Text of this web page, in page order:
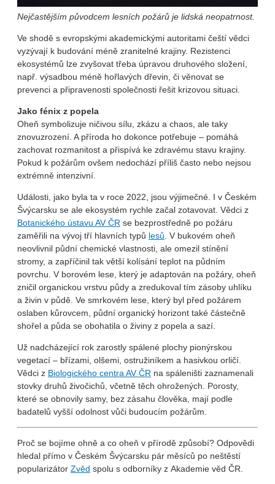
Nejčastějším původcem lesních požárů je lidská neopatrnost.
Ve shodě s evropskými akademickými autoritami čeští vědci
vyzývají k budování méně zranitelné krajiny. Rezistenci
ekosystémů lze zvyšovat třeba úpravou druhového složení,
např. výsadbou méně hořlavých dřevin, či věnovat se
prevenci a připravenosti společnosti řešit krizovou situaci.
Jako fénix z popela
Oheň symbolizuje ničivou sílu, zkázu a chaos, ale taky
znovuzrození. A příroda ho dokonce potřebuje – pomáhá
zachovat rozmanitost a přispívá ke zdravému stavu krajiny.
Pokud k požárům ovšem nedochází příliš často nebo nejsou
extrémně intenzivní.
Události, jako byla ta v roce 2022, jsou výjimečné. I v Českém
Švýcarsku se ale ekosystém rychle začal zotavovat. Vědci z
Botanického ústavu AV ČR se bezprostředně po požáru
zaměřili na vývoj tří hlavních typů lesů . V bukovém oheň
neovlivnil půdní chemické vlastnosti, ale omezil stínění
stromy, a zapříčinil tak větší kolísání teplot na půdním
povrchu. V borovém lese, který je adaptován na požáry, oheň
zničil organickou vrstvu půdy a zredukoval tím zásoby uhlíku
a živin v půdě. Ve smrkovém lese, který byl před požárem
oslaben kůrovcem, půdní organický horizont také částečně
shořel a půda se obohatila o živiny z popela a sazí.
Už nadcházející rok zarostly spálené plochy pionýrskou
vegetací – břízami, olšemi, ostružiníkem a hasivkou orličí.
Vědci z Biologického centra AV ČR na spáleništi zaznamenali
stovky druhů živočichů, včetně těch ohrožených. Porosty,
které se obnovily samy, bez zásahu člověka, mají podle
badatelů vyšší odolnost vůči budoucím požárům.
Proč se bojíme ohně a co oheň v přírodě způsobí? Odpovědi
hledal přímo v Českém Švýcarsku pár měsíců po neštěstí
popularizátor Zvěd spolu s odborníky z Akademie věd ČR.